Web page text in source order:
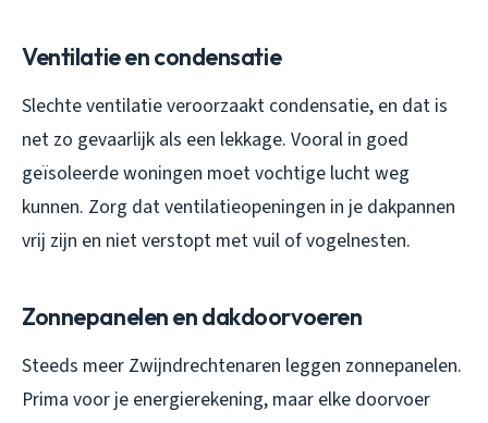
Ventilatie en condensatie
Slechte ventilatie veroorzaakt condensatie, en dat is
net zo gevaarlijk als een lekkage. Vooral in goed
geïsoleerde woningen moet vochtige lucht weg
kunnen. Zorg dat ventilatieopeningen in je dakpannen
vrij zijn en niet verstopt met vuil of vogelnesten.
Zonnepanelen en dakdoorvoeren
Steeds meer Zwijndrechtenaren leggen zonnepanelen.
Prima voor je energierekening, maar elke doorvoer